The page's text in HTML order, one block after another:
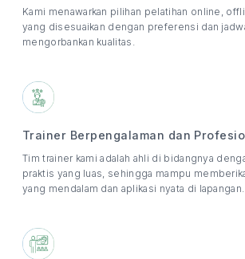
Kami menawarkan pilihan pelatihan online,
yang disesuaikan dengan preferensi dan
mengorbankan kualitas.
Trainer Berpengalaman dan
Tim trainer kami adalah ahli di bidangnya
praktis yang luas, sehingga mampu
yang mendalam dan aplikasi nyata di lapangan.